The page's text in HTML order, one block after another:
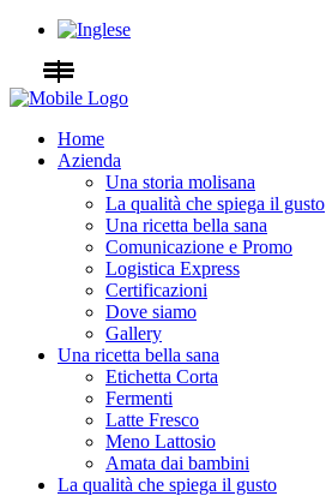
Home
Azienda
Una storia molisana
La qualità che spiega il gusto
Una ricetta bella sana
Comunicazione e Promo
Logistica Express
Certificazioni
Dove siamo
Gallery
Una ricetta bella sana
Etichetta Corta
Fermenti
Latte Fresco
Meno Lattosio
Amata dai bambini
La qualità che spiega il gusto